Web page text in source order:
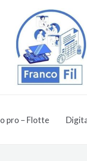
pro – Flotte